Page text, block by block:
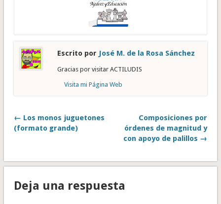
Escrito por José M. de la Rosa Sánchez
Gracias por visitar ACTILUDIS
Visita mi Página Web
← Los monos juguetones
(formato grande)
Composiciones por
órdenes de magnitud y
con apoyo de palillos →
Deja una respuesta